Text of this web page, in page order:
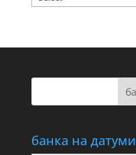
банка на датуми